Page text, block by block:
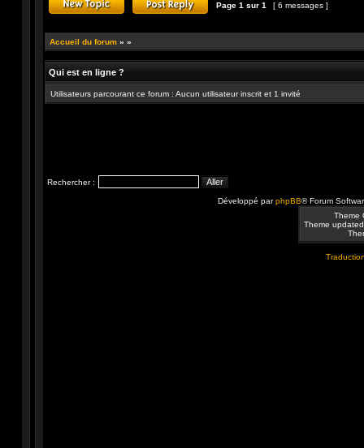
Page 1 sur 1 [ 6 messages ]
Accueil du forum » »
Qui est en ligne ?
Utilisateurs parcourant ce forum : Aucun utilisateur inscrit et 1 invité
Rechercher :
Développé parphpBB® Forum
Theme
Theme